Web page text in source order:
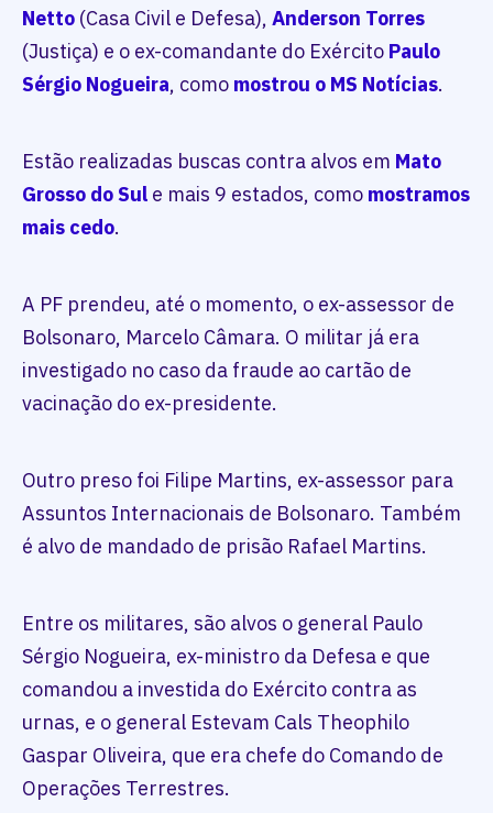
Netto (Casa Civil e Defesa), Anderson Torres
(Justiça) e o ex-comandante do Exército Paulo
Sérgio Nogueira, como mostrou o MS Notícias.
Estão realizadas buscas contra alvos em Mato
Grosso do Sul e mais 9 estados, como mostramos
mais cedo.
A PF prendeu, até o momento, o ex-assessor de
Bolsonaro, Marcelo Câmara. O militar já era
investigado no caso da fraude ao cartão de
vacinação do ex-presidente.
Outro preso foi Filipe Martins, ex-assessor para
Assuntos Internacionais de Bolsonaro. Também
é alvo de mandado de prisão Rafael Martins.
Entre os militares, são alvos o general Paulo
Sérgio Nogueira, ex-ministro da Defesa e que
comandou a investida do Exército contra as
urnas, e o general Estevam Cals Theophilo
Gaspar Oliveira, que era chefe do Comando de
Operações Terrestres.